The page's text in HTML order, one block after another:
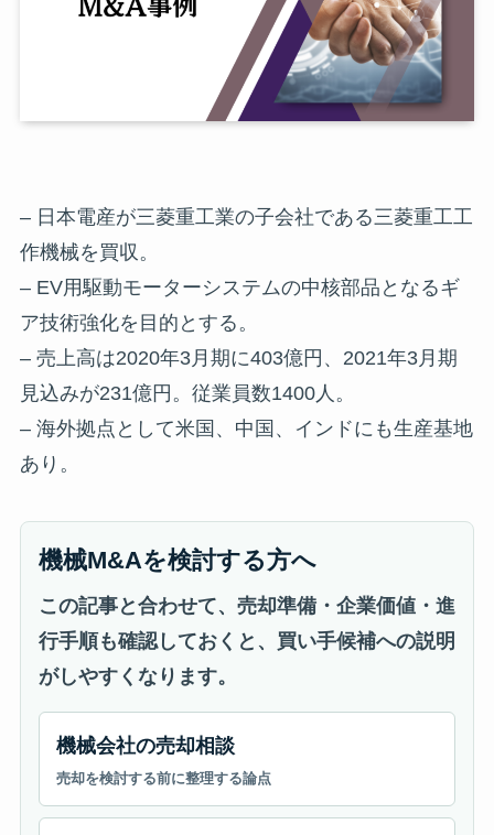
– 日本電産が三菱重工業の子会社である三菱重工工
作機械を買収。
– EV用駆動モーターシステムの中核部品となるギ
ア技術強化を目的とする。
– 売上高は2020年3月期に403億円、2021年3月期
見込みが231億円。従業員数1400人。
– 海外拠点として米国、中国、インドにも生産基地
あり。
機械M&Aを検討する方へ
この記事と合わせて、売却準備・企業価値・進
行手順も確認しておくと、買い手候補への説明
がしやすくなります。
機械会社の売却相談
売却を検討する前に整理する論点